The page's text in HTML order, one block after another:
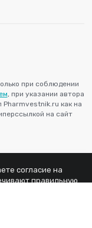
при соблюдении
, при указании автора
Pharmvestnik.ru как на
на сайт
согласие на
правильную